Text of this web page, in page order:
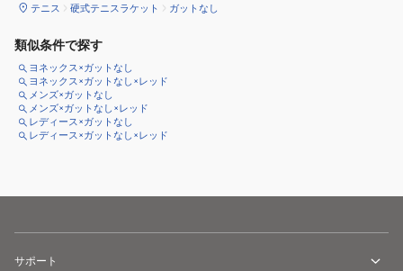
テニス 硬式テニスラケット ガットなし
類似条件で探す
ヨネックス×ガットなし
ヨネックス×ガットなし×レッド
メンズ×ガットなし
メンズ×ガットなし×レッド
レディース×ガットなし
レディース×ガットなし×レッド
サポート